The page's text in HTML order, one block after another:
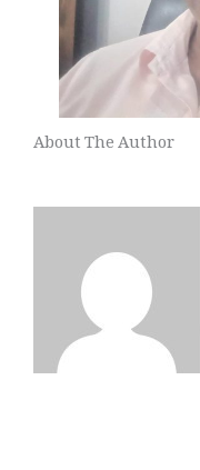
About The Author